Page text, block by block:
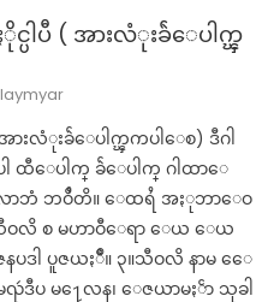
ပါပီ ( အားလံုးခ်ဲေပါက္ၾ
ားလံုးခ်ဲေပါက္ၾကပါေစ) ဒီဂါ
ါ ထီေပါက္ ခ်ဲေပါက္ ဂါထာေ
လာဘံ ဘဝိႆတိ။ ေထရႆ အႏုဘာေဝ
ဝလိ စ မဟာဝီေရာ ေယ ေယ
ဒါ ပူဇယႏၲဳ။ ၃။သီဝလိ နာမ ေေ
ပ မ႑ေလန၊ ေဇယာမႏၲာ သုခါ